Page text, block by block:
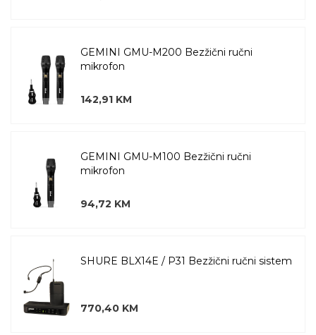
GEMINI GMU-M200 Bezžični ručni
mikrofon
142,91 KM
GEMINI GMU-M100 Bezžični ručni
mikrofon
94,72 KM
SHURE BLX14E / P31 Bezžični ručni sistem
770,40 KM